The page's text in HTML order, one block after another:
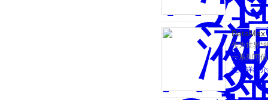
科技文献
色谱柱的
是基于
标准以保
BetaMax
作为世界*
一系列可
化色谱柱
科技文献
色谱柱的
查看详细